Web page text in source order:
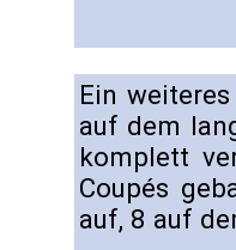
Ein
auf dem
komplett
Coupés
auf, 8 auf